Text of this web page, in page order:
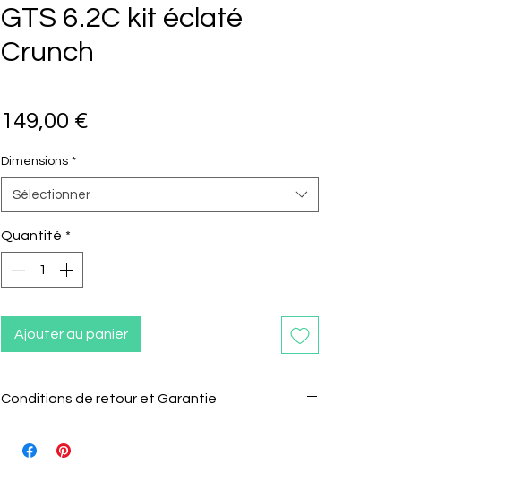
GTS 6.2C kit éclaté
Crunch
149,00 €
Dimensions *
Sélectionner
Quantité *
Ajouter au panier
Conditions de retour et Garantie
Le client a 15 jours après la réception de